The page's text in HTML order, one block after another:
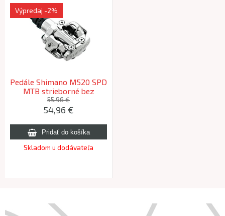
Pedále Shimano M520 SPD
MTB strieborné bez
odrazky+zarážky SM-SH51
Výpredaj -2%
55,96 €
54,96 €
Skladom u dodávateľa